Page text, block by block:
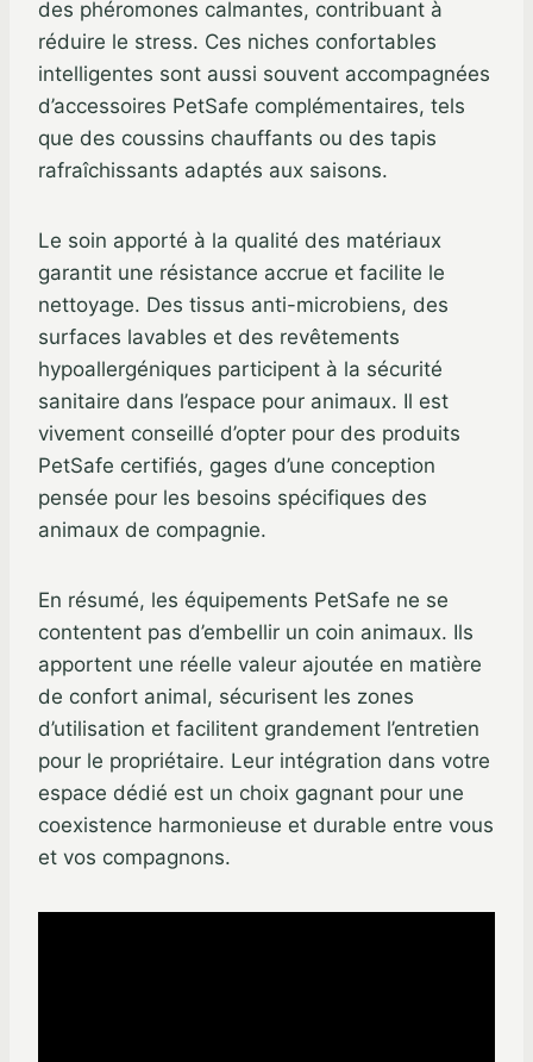
des phéromones calmantes, contribuant à
réduire le stress. Ces niches confortables
intelligentes sont aussi souvent accompagnées
d’accessoires PetSafe complémentaires, tels
que des coussins chauffants ou des tapis
rafraîchissants adaptés aux saisons.
Le soin apporté à la qualité des matériaux
garantit une résistance accrue et facilite le
nettoyage. Des tissus anti-microbiens, des
surfaces lavables et des revêtements
hypoallergéniques participent à la sécurité
sanitaire dans l’espace pour animaux. Il est
vivement conseillé d’opter pour des produits
PetSafe certifiés, gages d’une conception
pensée pour les besoins spécifiques des
animaux de compagnie.
En résumé, les équipements PetSafe ne se
contentent pas d’embellir un coin animaux. Ils
apportent une réelle valeur ajoutée en matière
de confort animal, sécurisent les zones
d’utilisation et facilitent grandement l’entretien
pour le propriétaire. Leur intégration dans votre
espace dédié est un choix gagnant pour une
coexistence harmonieuse et durable entre vous
et vos compagnons.